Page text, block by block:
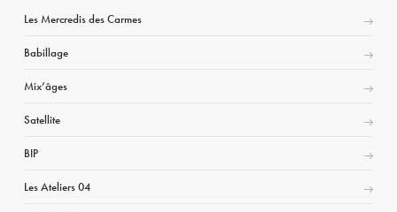
Les Mercredis des Carmes
Babillage
Mix’âges
Satellite
BIP
Les Ateliers 04